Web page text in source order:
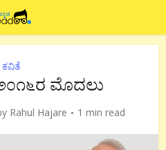
ಕವಿತೆ
ಮೊದಲು
Rahul Hajare 1 min read